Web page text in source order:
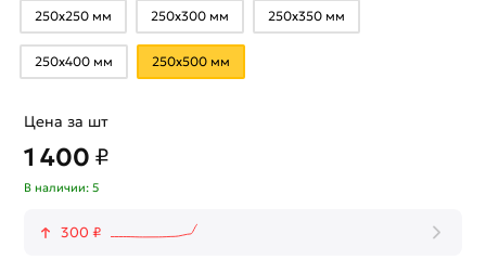
250х250 мм 250х300 мм 250х350 мм
250х400 мм 250х500 мм
Цена за шт
1 400 ₽
В наличии: 5
300 ₽